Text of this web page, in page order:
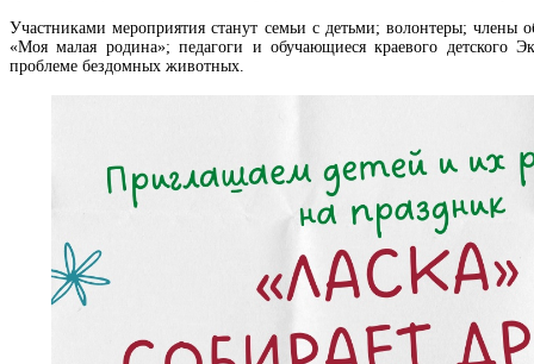
Участниками мероприятия станут семьи с детьми; волонтеры; члены
«Моя малая родина»; педагоги и обучающиеся краевого детского
проблеме бездомных животных.